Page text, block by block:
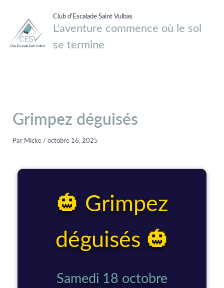
contenu
Club d'Escalade Saint Vulbas
L'aventure commence où le sol
se termine
Grimpez déguisés
Par Micke / octobre 16, 2025
🎃 Grimpez
déguisés 🎃
Samedi 18 octobre